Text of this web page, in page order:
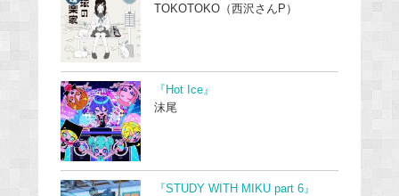
TOKOTOKO（西沢さんP）
『Hot Ice』
沫尾
『STUDY WITH MIKU part 6』